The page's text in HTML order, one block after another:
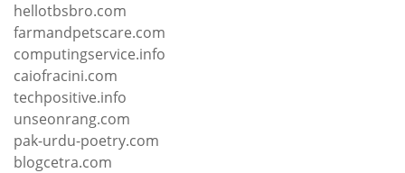
hellotbsbro.com
farmandpetscare.com
computingservice.info
caiofracini.com
techpositive.info
unseonrang.com
pak-urdu-poetry.com
blogcetra.com